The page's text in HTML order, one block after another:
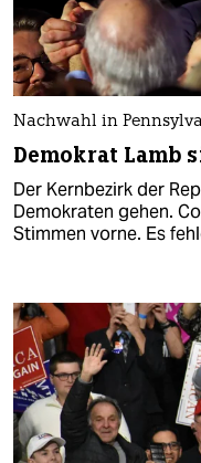
Nachwahl in
Demokrat Lamb
Der Kernbezirk der
Demokraten gehen.
Stimmen vorne. Es